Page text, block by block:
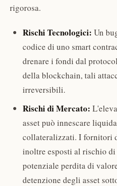
rigorosa.
Rischi Tecnologici: Un
codice di uno smart
drenare i fondi dal
della blockchain, tali
irreversibili.
Rischi di Mercato:
asset può innescare
collateralizzati. I fornitori
inoltre esposti al rischio di
potenziale perdita di
detenzione degli asset